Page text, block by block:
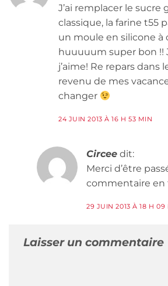
J’ai remplacer le sucre
classique, la farine t55
un moule en silicone à
huuuuum super bon !!
j’aime! Re repars dans
revenu de mes
changer
24 JUIN 2013 À 16 H 53 MIN
Circee dit:
Merci d’être
commentaire en
29 JUIN 2013 À 18 H 09
Laisser un commentaire